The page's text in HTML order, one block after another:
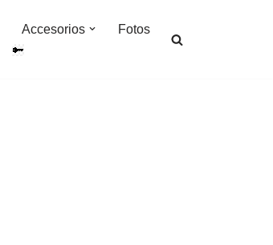
Accesorios
Fotos